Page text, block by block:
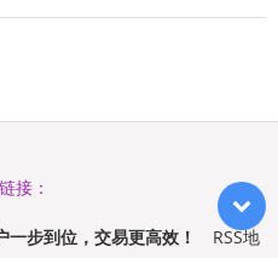
接：
步到位，交易更高效！
RSS地